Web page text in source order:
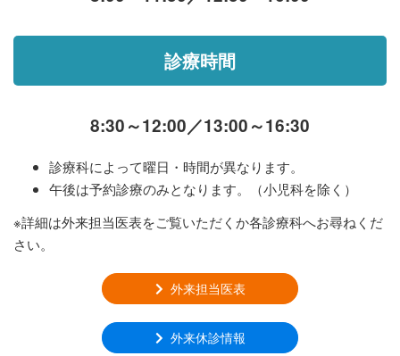
診療時間
8:30～12:00／13:00～16:30
診療科によって曜日・時間が異なります。
午後は予約診療のみとなります。（小児科を除く）
※詳細は外来担当医表をご覧いただくか各診療科へお尋ねくだ
さい。
外来担当医表
外来休診情報